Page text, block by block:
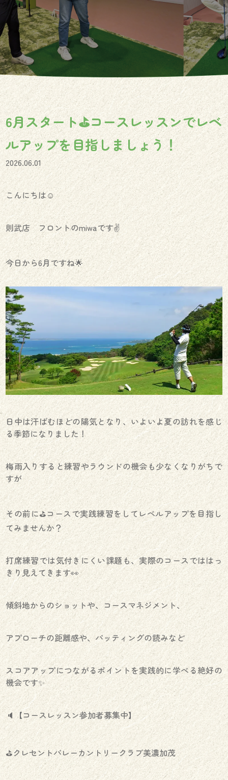
6月スタート⛳️コースレッスンでレベ
ルアップを目指しましょう！
2026.06.01
こんにちは☺️
則武店 フロントのmiwaです✌️
今日から6月ですね🌟
日中は汗ばむほどの陽気となり、いよいよ夏の訪れを感じ
る季節になりました！
梅雨入りすると練習やラウンドの機会も少なくなりがちで
すが
その前に⛳️コースで実践練習をしてレベルアップを目指し
てみませんか？
打席練習では気付きにくい課題も、実際のコースでははっ
きり見えてきます👀
傾斜地からのショットや、コースマネジメント、
アプローチの距離感や、パッティングの読みなど
スコアアップにつながるポイントを実践的に学べる絶好の
機会です✨
🔈【コースレッスン参加者募集中】
⛳️クレセントバレーカントリークラブ美濃加茂